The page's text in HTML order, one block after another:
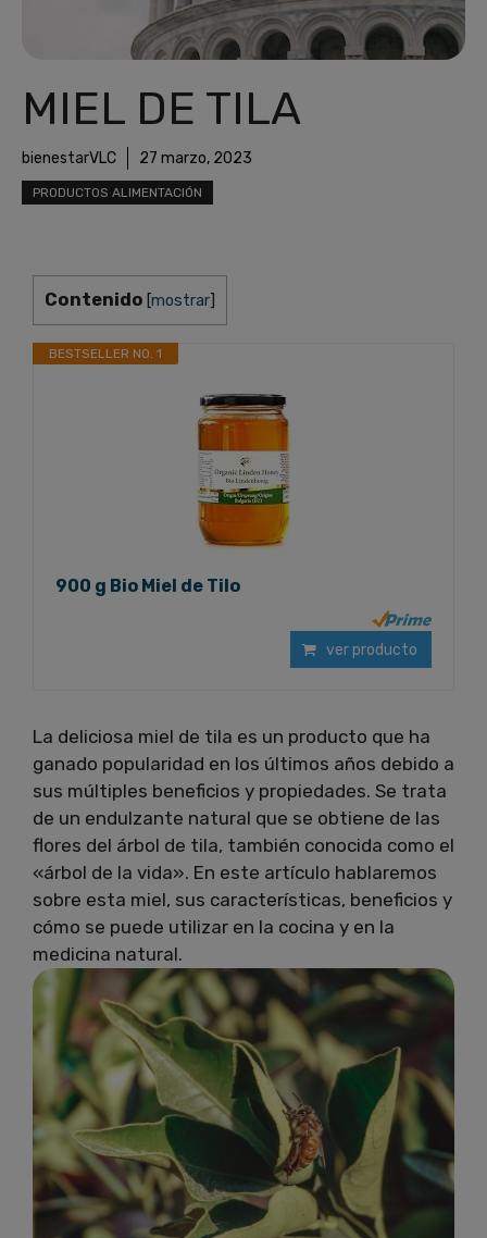
MIEL DE TILA
bienestarVLC 27 marzo, 2023
PRODUCTOS ALIMENTACIÓN
Contenido [mostrar]
BESTSELLER NO. 1
900 g Bio Miel de Tilo
ver producto
La deliciosa miel de tila es un producto que ha
ganado popularidad en los últimos años debido a
sus múltiples beneficios y propiedades. Se trata
de un endulzante natural que se obtiene de las
flores del árbol de tila, también conocida como el
«árbol de la vida». En este artículo hablaremos
sobre esta miel, sus características, beneficios y
cómo se puede utilizar en la cocina y en la
medicina natural.